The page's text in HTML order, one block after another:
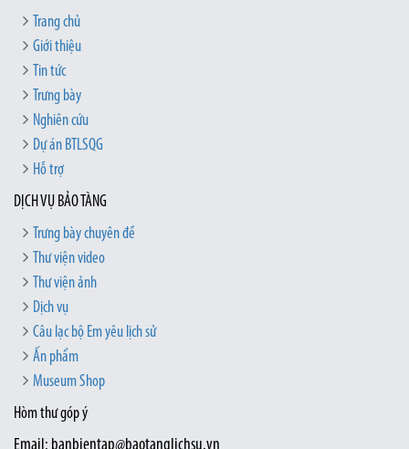
Trang chủ
Giới thiệu
Tin tức
Trưng bày
Nghiên cứu
Dự án BTLSQG
Hỗ trợ
DỊCH VỤ BẢO TÀNG
Trưng bày chuyên đề
Thư viện video
Thư viện ảnh
Dịch vụ
Câu lạc bộ Em yêu lịch sử
Ấn phẩm
Museum Shop
Hòm thư góp ý